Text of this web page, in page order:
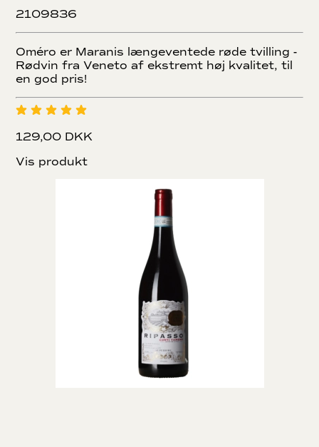
2109836
Oméro er Maranis længeventede røde tvilling -
Rødvin fra Veneto af ekstremt høj kvalitet, til
en god pris!
129,00 DKK
Vis produkt